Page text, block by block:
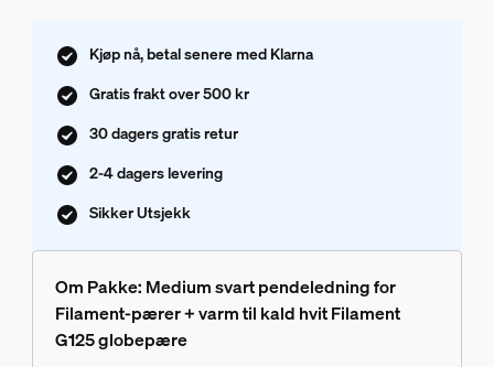
Kjøp nå, betal senere med Klarna
Gratis frakt over 500 kr
30 dagers gratis retur
2-4 dagers levering
Sikker Utsjekk
Om Pakke: Medium svart pendeledning for
Filament-pærer + varm til kald hvit Filament
G125 globepære